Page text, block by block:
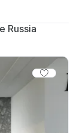
Russia